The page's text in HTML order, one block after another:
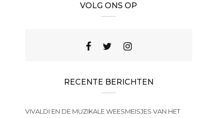
VOLG ONS OP
RECENTE BERICHTEN
VIVALDI EN DE MUZIKALE WEESMEISJES VAN HET